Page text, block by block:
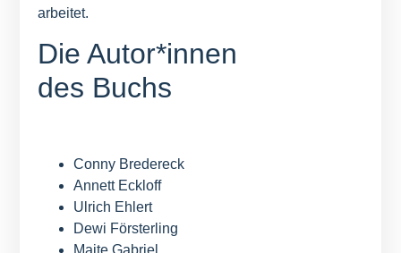
arbeitet.
Die Autor*innen
des Buchs
Conny Bredereck
Annett Eckloff
Ulrich Ehlert
Dewi Försterling
Maite Gabriel